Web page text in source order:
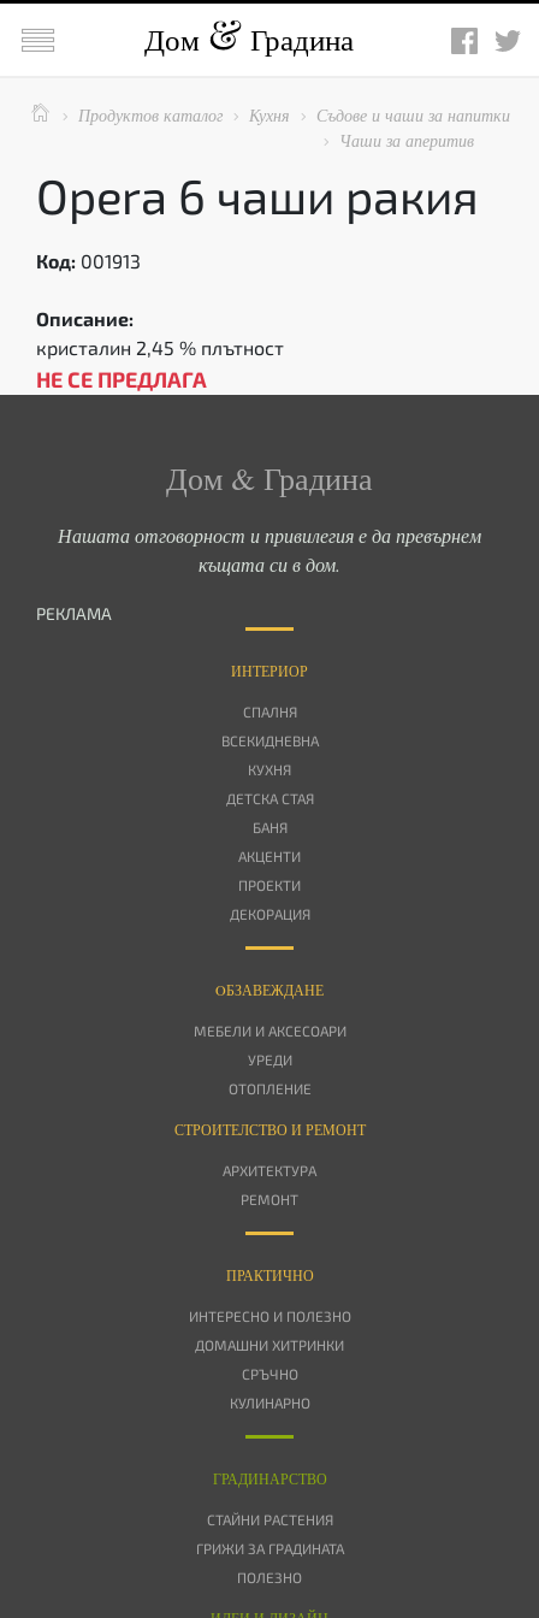
 Дом Градина
  Продуктов каталог  Кухня  Съдове и чаши за напитки
 Чаши за аперитив
Opera 6 чаши ракия
Код: 001913
Описание:
кристалин 2,45 % плътност
НЕ СЕ ПРЕДЛАГА
Дом & Градина
Нашата отговорност и привилегия е да превърнем
къщата си в дом.
РЕКЛАМА
ИНТЕРИОР
СПАЛНЯ
ВСЕКИДНЕВНА
КУХНЯ
ДЕТСКА СТАЯ
БАНЯ
АКЦЕНТИ
ПРОЕКТИ
ДЕКОРАЦИЯ
OБЗАВЕЖДАНЕ
МЕБЕЛИ И АКСЕСОАРИ
УРЕДИ
ОТОПЛЕНИЕ
СТРОИТЕЛСТВО И РЕМОНТ
АРХИТЕКТУРА
РЕМОНТ
ПРАКТИЧНО
ИНТЕРЕСНО И ПОЛЕЗНО
ДОМАШНИ ХИТРИНКИ
СРЪЧНО
КУЛИНАРНО
ГРАДИНАРСТВО
СТАЙНИ РАСТЕНИЯ
ГРИЖИ ЗА ГРАДИНАТА
ПОЛЕЗНО